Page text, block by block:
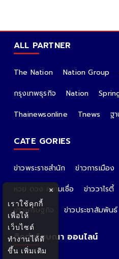
ALL PARTNER
The Nation Nation Group
กรุงเทพธุรกิจ
Nation
Thainewsonline
Tnews ฐ
CATE GORIES
ข่าวพระราชสำนัก ข่าวการเมือง
หวย ดวง ความเชื่อ
ข่าววาไรตี้
ข่าวเศรษฐกิจ
ข่าวประชาสัมพันธ์
ติดต่อโฆษณา ออนไลน์
×
เราใช้คุกกี้
เพื่อให้
เว็บไซต์
ทำงานได้ดี
ขึ้น เพิ่มเติม